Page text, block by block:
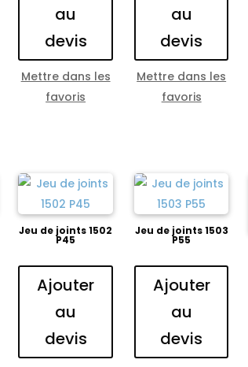
au
devis
Mettre dans les
favoris
au
devis
Mettre dans les
favoris
Jeu de joints 1502
P45
Ajouter
au
devis
Jeu de joints 1503
P55
Ajouter
au
devis